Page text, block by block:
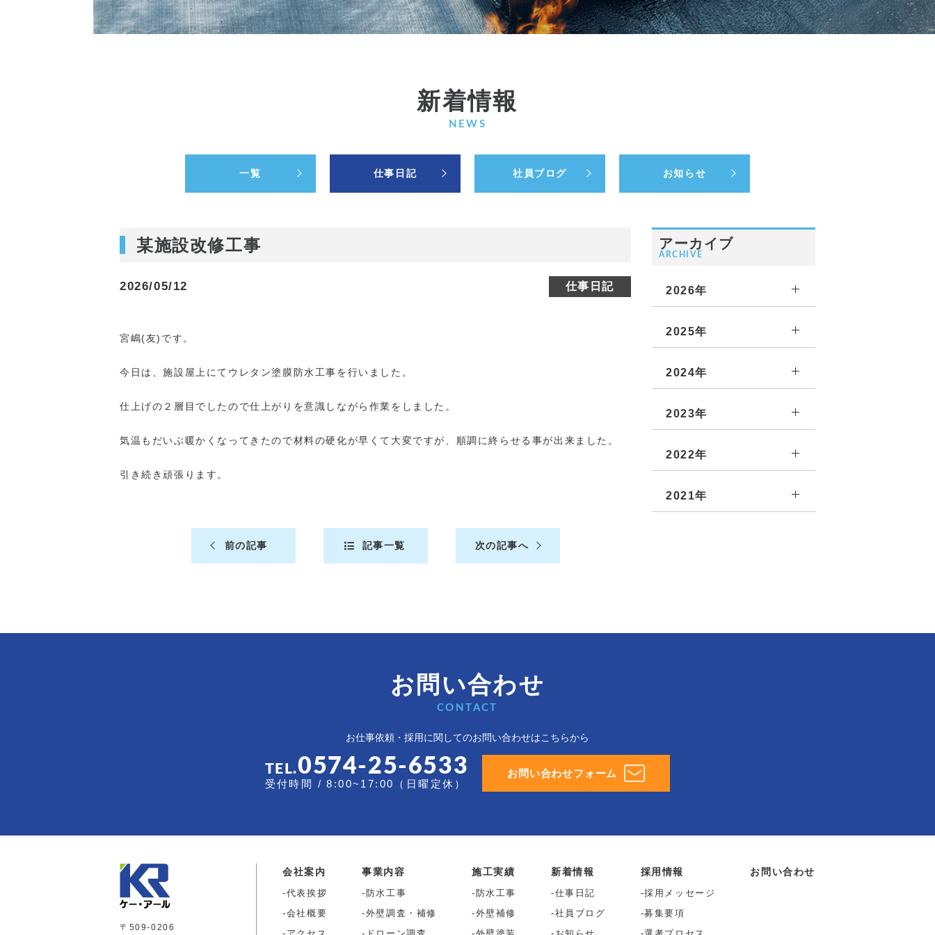
新着情報
NEWS
一覧 仕事日記 社員ブログ お知らせ
某施設改修工事
2026/05/12 仕事日記
宮嶋(友)です。
今日は、施設屋上にてウレタン塗膜防水工事を行いました。
仕上げの２層目でしたので仕上がりを意識しながら作業をしました。
気温もだいぶ暖かくなってきたので材料の硬化が早くて大変ですが、順調に終らせる事が出来ました。
引き続き頑張ります。
前の記事 記事一覧 次の記事へ
アーカイブ
ARCHIVE
2026年
2025年
2024年
2023年
2022年
2021年
お問い合わせ
CONTACT
お仕事依頼・採用に関してのお問い合わせはこちらから
TEL.0574-25-6533
受付時間 / 8:00~17:00（日曜定休）
お問い合わせフォーム
〒509-0206
会社案内
代表挨拶
会社概要
事業内容
防水工事
外壁調査・補修
施工実績
防水工事
外壁補修
新着情報
仕事日記
社員ブログ
採用情報
採用メッセージ
募集要項
お問い合わせ